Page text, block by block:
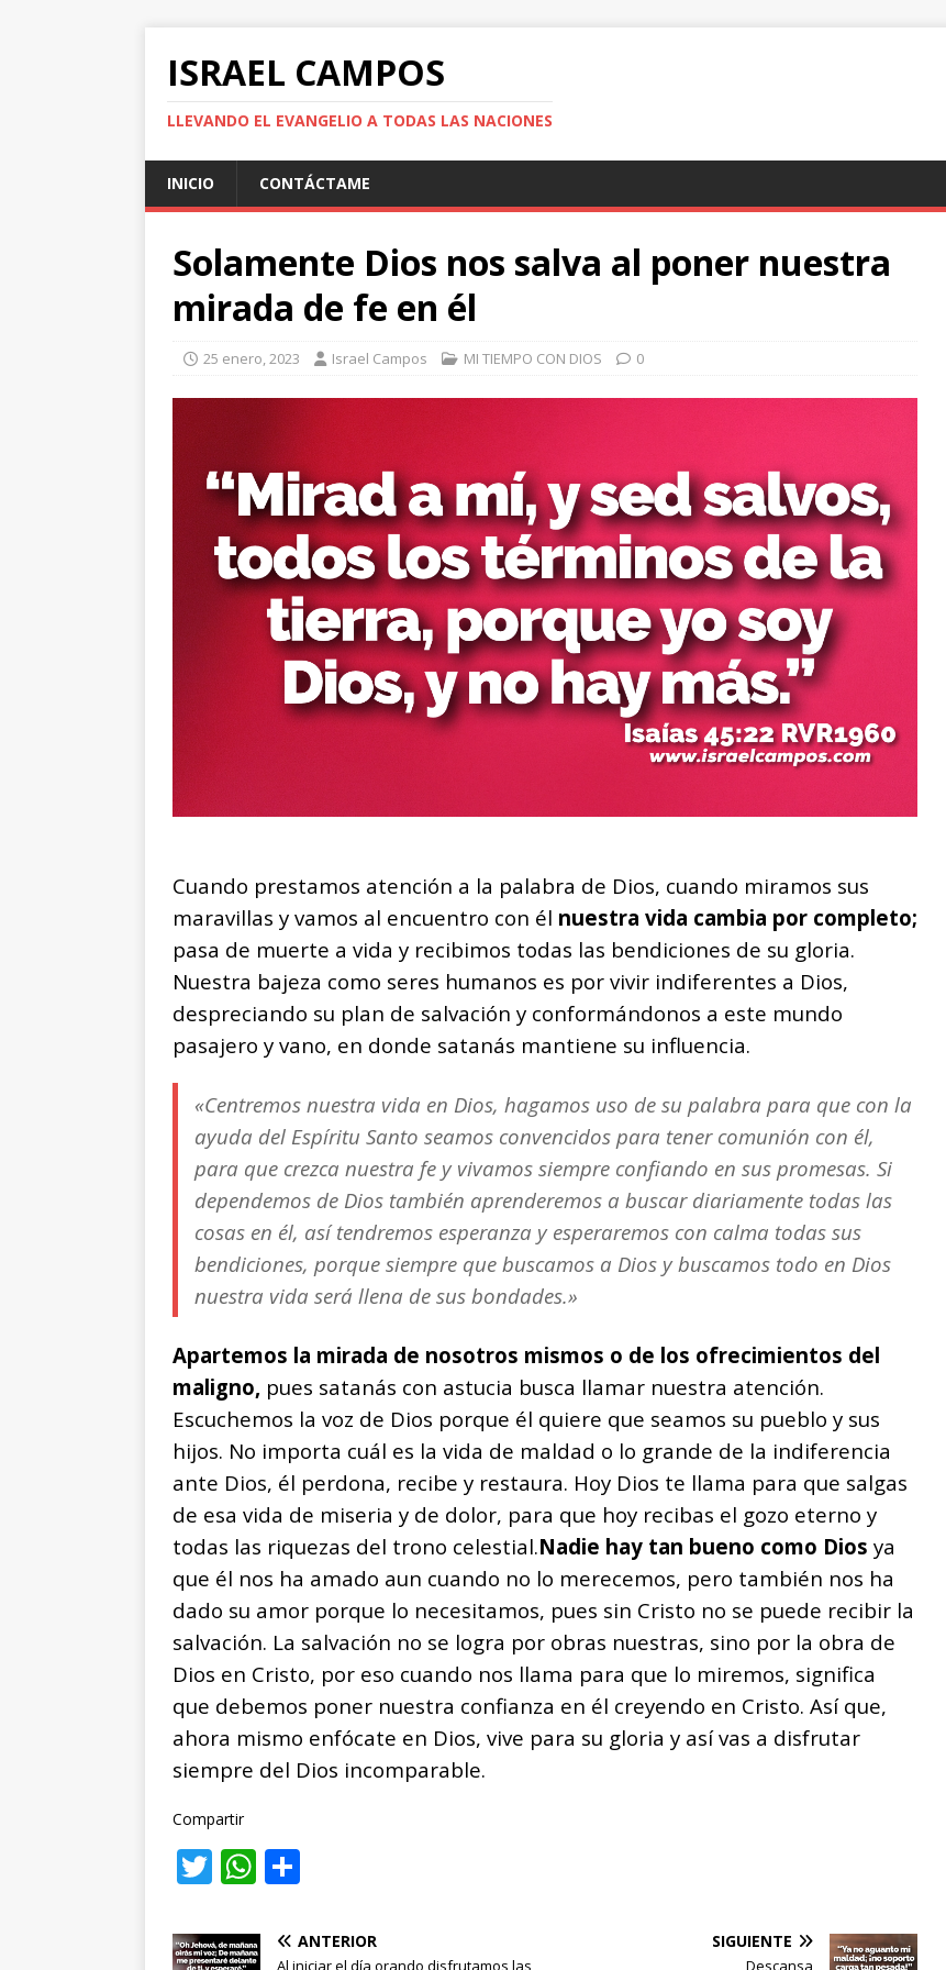
ISRAEL CAMPOS
LLEVANDO EL EVANGELIO A TODAS LAS NACIONES
INICIO CONTÁCTAME
Solamente Dios nos salva al poner nuestra
mirada de fe en él
25 enero, 2023 Israel Campos MI TIEMPO CON DIOS 0
Cuando prestamos atención a la palabra de Dios, cuando miramos sus
maravillas y vamos al encuentro con él nuestra vida cambia por completo;
pasa de muerte a vida y recibimos todas las bendiciones de su gloria.
Nuestra bajeza como seres humanos es por vivir indiferentes a Dios,
despreciando su plan de salvación y conformándonos a este mundo
pasajero y vano, en donde satanás mantiene su influencia.
«Centremos nuestra vida en Dios, hagamos uso de su palabra para que con la
ayuda del Espíritu Santo seamos convencidos para tener comunión con él,
para que crezca nuestra fe y vivamos siempre confiando en sus promesas. Si
dependemos de Dios también aprenderemos a buscar diariamente todas las
cosas en él, así tendremos esperanza y esperaremos con calma todas sus
bendiciones, porque siempre que buscamos a Dios y buscamos todo en Dios
nuestra vida será llena de sus bondades.»
Apartemos la mirada de nosotros mismos o de los ofrecimientos del
maligno, pues satanás con astucia busca llamar nuestra atención.
Escuchemos la voz de Dios porque él quiere que seamos su pueblo y sus
hijos. No importa cuál es la vida de maldad o lo grande de la indiferencia
ante Dios, él perdona, recibe y restaura. Hoy Dios te llama para que salgas
de esa vida de miseria y de dolor, para que hoy recibas el gozo eterno y
todas las riquezas del trono celestial.Nadie hay tan bueno como Dios ya
que él nos ha amado aun cuando no lo merecemos, pero también nos ha
dado su amor porque lo necesitamos, pues sin Cristo no se puede recibir la
salvación. La salvación no se logra por obras nuestras, sino por la obra de
Dios en Cristo, por eso cuando nos llama para que lo miremos, significa
que debemos poner nuestra confianza en él creyendo en Cristo. Así que,
ahora mismo enfócate en Dios, vive para su gloria y así vas a disfrutar
siempre del Dios incomparable.
Compartir
T
it
W
at m
ANTERIOR
Al iniciar el día orando disfrutamos las
SIGUIENTE
Descansa